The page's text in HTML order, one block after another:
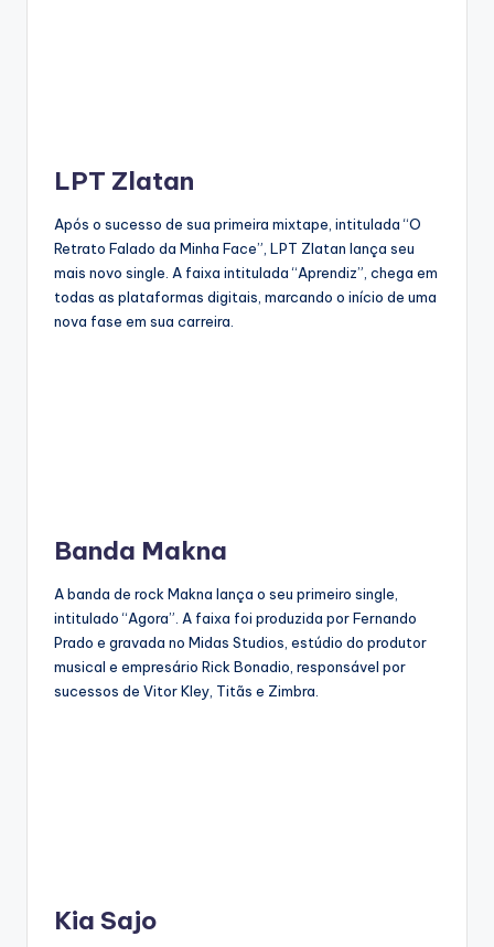
LPT Zlatan
Após o sucesso de sua primeira mixtape, intitulada “O
Retrato Falado da Minha Face”, LPT Zlatan lança seu
mais novo single. A faixa intitulada “Aprendiz”, chega em
todas as plataformas digitais, marcando o início de uma
nova fase em sua carreira.
Banda Makna
A banda de rock Makna lança o seu primeiro single,
intitulado “Agora”. A faixa foi produzida por Fernando
Prado e gravada no Midas Studios, estúdio do produtor
musical e empresário Rick Bonadio, responsável por
sucessos de Vitor Kley, Titãs e Zimbra.
Kia Sajo